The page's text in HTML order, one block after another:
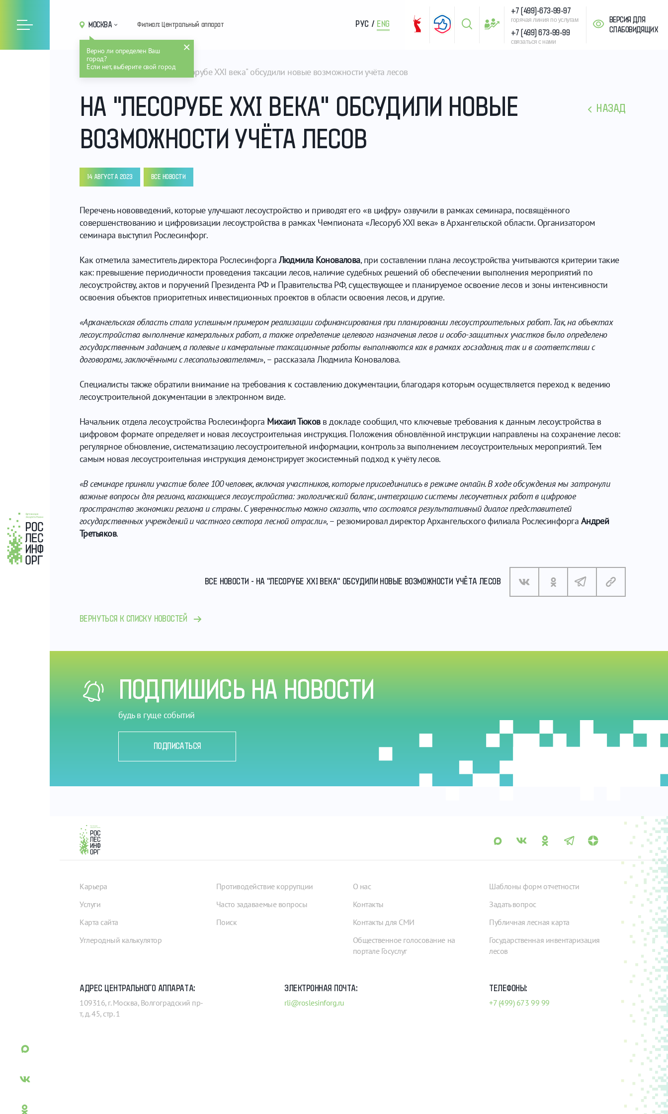
МОСКВА
Верно ли определен Ваш
город?
Если нет, выберите свой город
Филиал: Центральный аппарат РУС / ENG
+7 (499)-673-99-97
горячая линия по услугам
+7 (499) 673-99-99
связаться с нами
ВЕРСИЯ ДЛЯ
СЛАБОВИДЯЩИХ
Главная Новости На "Лесорубе XXI века" обсудили новые возможности учёта лесов
НА "ЛЕСОРУБЕ XXI ВЕКА" ОБСУДИЛИ НОВЫЕ
ВОЗМОЖНОСТИ УЧЁТА ЛЕСОВ
НАЗАД
14 АВГУСТА 2023 ВСЕ НОВОСТИ
Перечень нововведений, которые улучшают лесоустройство и приводят его «в цифру» озвучили в рамках семинара, посвящённого
совершенствованию и цифровизации лесоустройства в рамках Чемпионата «Лесоруб XXI века» в Архангельской области. Организатором
семинара выступил Рослесинфорг.
Как отметила заместитель директора Рослесинфорга Людмила Коновалова, при составлении плана лесоустройства учитываются критерии такие
как: превышение периодичности проведения таксации лесов, наличие судебных решений об обеспечении выполнения мероприятий по
лесоустройству, актов и поручений Президента РФ и Правительства РФ, существующее и планируемое освоение лесов и зоны интенсивности
освоения объектов приоритетных инвестиционных проектов в области освоения лесов, и другие.
­«Архангельская область стала успешным примером реализации софинансирования при планировании лесоустроительных работ. Так, на объектах
лесоустройства выполнение камеральных работ, а также определение целевого назначения лесов и особо-защитных участков было определено
государственным заданием, а полевые и камеральные таксационные работы выполняются как в рамках госзадания, так и в соответствии с
договорами, заключёнными с лесопользователями», – рассказала Людмила Коновалова.
Специалисты также обратили внимание на требования к составлению документации, благодаря которым осуществляется переход к ведению
лесоустроительной документации в электронном виде.
Начальник отдела лесоустройства Рослесинфорга Михаил Тюковв докладе сообщил, что ключевые требования к данным лесоустройства в
цифровом формате определяет и новая лесоустроительная инструкция. Положения обновлённой инструкции направлены на сохранение лесов:
регулярное обновление, систематизацию лесоустроительной информации, контроль за выполнением лесоустроительных мероприятий. Тем
самым новая лесоустроительная инструкция демонстрирует экосистемный подход к учёту лесов.
«В семинаре приняли участие более 100 человек, включая участников, которые присоединились в режиме онлайн. В ходе обсуждения мы затронули
важные вопросы для региона, касающиеся лесоустройства: экологический баланс, интеграцию системы лесоучетных работ в цифровое
пространство экономики региона и страны. С уверенностью можно сказать, что состоялся результативный диалог представителей
государственных учреждений и частного сектора лесной отрасли», – резюмировал директор Архангельского филиала Рослесинфорга Андрей
Третьяков.
ВСЕ НОВОСТИ - НА "ЛЕСОРУБЕ XXI ВЕКА" ОБСУДИЛИ НОВЫЕ ВОЗМОЖНОСТИ УЧЁТА ЛЕСОВ
ВЕРНУТЬСЯ К СПИСКУ НОВОСТЕЙ
ПОДПИШИСЬ НА НОВОСТИ
будь в гуще событий
ПОДПИСАТЬСЯ
Карьера
Услуги
Карта сайта
Углеродный калькулятор
Противодействие коррупции
Часто задаваемые вопросы
Поиск
О нас
Контакты
Контакты для СМИ
Общественное голосование на
портале Госуслуг
Шаблоны форм отчетности
Задать вопрос
Публичная лесная карта
Государственная инвентаризация
лесов
АДРЕС ЦЕНТРАЛЬНОГО АППАРАТА:
109316, г. Москва, Волгоградский пр-
т, д. 45, стр. 1
ЭЛЕКТРОННАЯ ПОЧТА:
rli@roslesinforg.ru
ТЕЛЕФОНЫ:
+7 (499) 673 99 99